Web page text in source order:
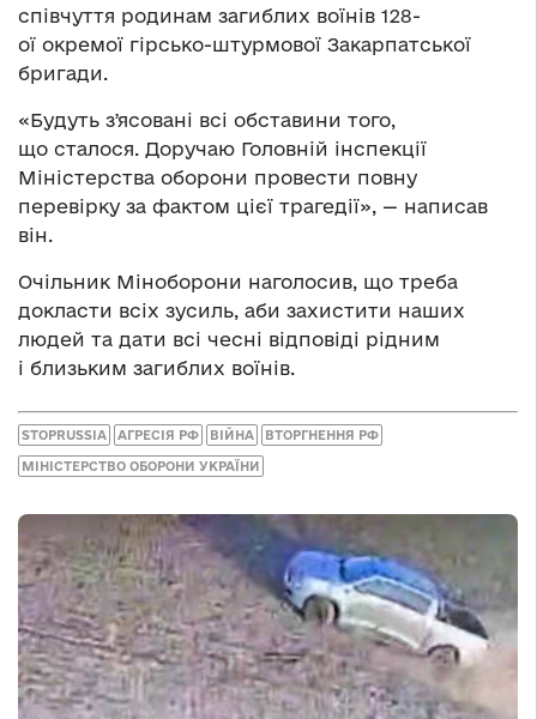
співчуття родинам загиблих воїнів 128-
ої окремої гірсько-штурмової Закарпатської
бригади.
«Будуть зʼясовані всі обставини того,
що сталося. Доручаю Головній інспекції
Міністерства оборони провести повну
перевірку за фактом цієї трагедії», — написав
він.
Очільник Міноборони наголосив, що треба
докласти всіх зусиль, аби захистити наших
людей та дати всі чесні відповіді рідним
і близьким загиблих воїнів.
STOPRUSSIA АГРЕСІЯ РФ ВІЙНА ВТОРГНЕННЯ РФ
МІНІСТЕРСТВО ОБОРОНИ УКРАЇНИ